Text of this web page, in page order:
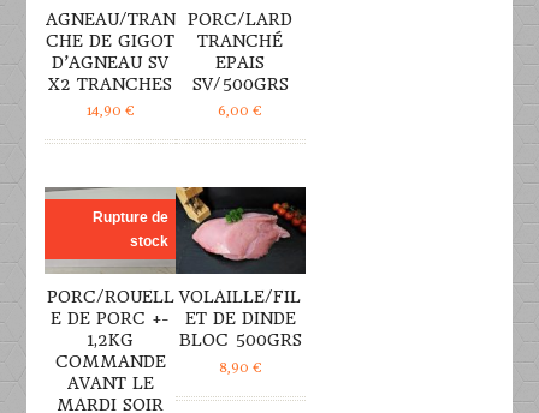
AGNEAU/TRAN
CHE DE GIGOT
D’AGNEAU SV
X2 TRANCHES
14,90 €
PORC/LARD
TRANCHÉ
EPAIS
SV/500GRS
6,00€
Rupture de
stock
PORC/ROUELL
E DE PORC +-
1,2KG
COMMANDE
AVANT LE
MARDI SOIR
VOLAILLE/FIL
ET DE DINDE
BLOC 500GRS
8,90 €